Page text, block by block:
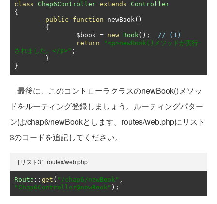
class Chap6Controller extends
Controller
{
public
function newBook()
{
		$book
= new Book();
// (1)
return
"<p>newBook()メソッドが実行
されました。</p>" ;
}
}
最後に、このコントローラクラスのnewBook()メソッ
ドをルーティング登録しましょう。ルーティングパター
ンは/chap6/newBookとします。routes/web.phpにリスト
3のコードを追記してください。
［リスト3］routes/web.php
Route :: get ( "/chap6/newBook" ,
"Chap6Controller@newBook" );